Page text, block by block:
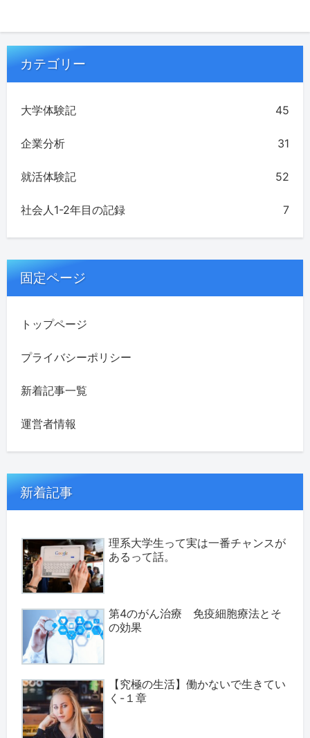
カテゴリー
大学体験記 45
企業分析 31
就活体験記 52
社会人1-2年目の記録 7
固定ページ
トップページ
プライバシーポリシー
新着記事一覧
運営者情報
新着記事
理系大学生って実は一番チャンスが
あるって話。
第4のがん治療 免疫細胞療法とそ
の効果
【究極の生活】働かないで生きてい
く-１章